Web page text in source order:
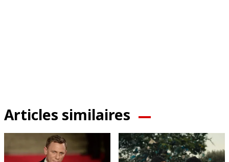
Articles similaires